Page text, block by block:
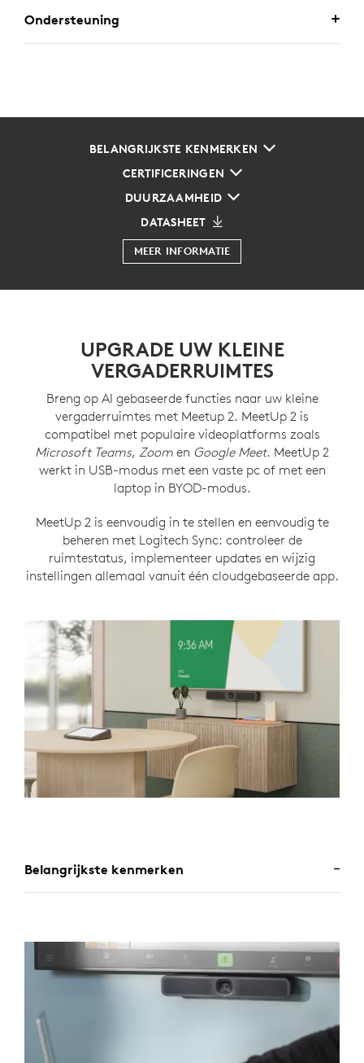
Ondersteuning
BELANGRIJKSTE KENMERKEN
CERTIFICERINGEN
DUURZAAMHEID
DATASHEET
MEER INFORMATIE
UPGRADE UW KLEINE
VERGADERRUIMTES
Breng op AI gebaseerde functies naar uw kleine
vergaderruimtes met Meetup 2. MeetUp 2 is
compatibel met populaire videoplatforms zoals
Microsoft Teams, Zoom en Google Meet. MeetUp 2
werkt in USB-modus met een vaste pc of met een
laptop in BYOD-modus.
MeetUp 2 is eenvoudig in te stellen en eenvoudig te
beheren met Logitech Sync: controleer de
ruimtestatus, implementeer updates en wijzig
instellingen allemaal vanuit één cloudgebaseerde app.
Belangrijkste kenmerken